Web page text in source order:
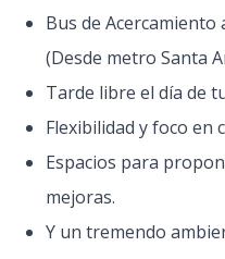
Bus de Acercamiento
(Desde metro Santa
Tarde libre el día de
Flexibilidad y foco en
Espacios para
mejoras.
Y un tremendo